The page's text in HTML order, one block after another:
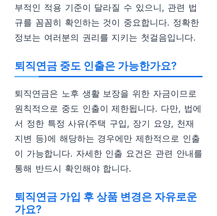
부적인 적용 기준이 달라질 수 있으니, 관련 법
규를 꼼꼼히 확인하는 것이 중요합니다. 정확한
정보는 여러분의 권리를 지키는 첫걸음입니다.
퇴직연금 중도 인출은 가능한가요?
퇴직연금은 노후 생활 보장을 위한 자금이므로
원칙적으로 중도 인출이 제한됩니다. 다만, 법에
서 정한 특정 사유(주택 구입, 장기 요양, 천재
지변 등)에 해당하는 경우에만 제한적으로 인출
이 가능합니다. 자세한 인출 요건은 관련 안내를
통해 반드시 확인해야 합니다.
퇴직연금 가입 후 상품 변경은 자유로운
가요?